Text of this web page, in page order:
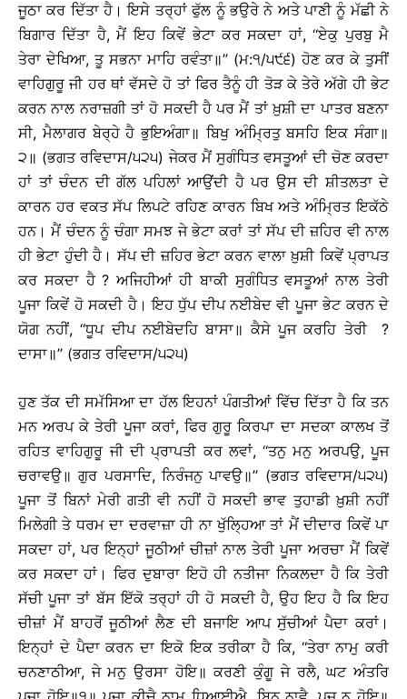
ਜੂਠਾ ਕਰ ਦਿੱਤਾ ਹੈ। ਇਸੇ ਤਰ੍ਹਾਂ ਫੁੱਲ ਨੂੰ ਭਉਰੇ ਨੇ ਅਤੇ ਪਾਣੀ ਨੂੰ ਮੱਛੀ ਨੇ
ਬਿਗਾਰ ਦਿੱਤਾ ਹੈ, ਮੈਂ ਇਹ ਕਿਵੇਂ ਭੇਟਾ ਕਰ ਸਕਦਾ ਹਾਂ, ‘‘ਏਕੁ ਪੁਰਬੁ ਮੈ
ਤੇਰਾ ਦੇਖਿਆ, ਤੂ ਸਭਨਾ ਮਾਹਿ ਰਵੰਤਾ॥’’ (ਮ:੧/੫੯੬) ਹੋਣ ਕਰ ਕੇ ਤੁਸੀਂ
ਵਾਹਿਗੁਰੂ ਜੀ ਹਰ ਥਾਂ ਵੱਸਦੇ ਹੋ ਤਾਂ ਫਿਰ ਤੈਨੂੰ ਹੀ ਤੋੜ ਕੇ ਤੇਰੇ ਅੱਗੇ ਹੀ ਭੇਟ
ਕਰਨ ਨਾਲ ਨਰਾਜ਼ਗੀ ਤਾਂ ਹੋ ਸਕਦੀ ਹੈ ਪਰ ਮੈਂ ਤਾਂ ਖ਼ੁਸ਼ੀ ਦਾ ਪਾਤਰ ਬਣਨਾ
ਸੀ, ਮੈਲਾਗਰ ਬੇਰ੍ਹੇ ਹੈ ਭੁਇਅੰਗਾ॥ ਬਿਖੁ ਅੰਮ੍ਰਿਤੁ ਬਸਹਿ ਇਕ ਸੰਗਾ॥
੨॥ (ਭਗਤ ਰਵਿਦਾਸ/੫੨੫) ਜੇਕਰ ਮੈਂ ਸੁਗੰਧਿਤ ਵਸਤੂਆਂ ਦੀ ਚੋਣ ਕਰਦਾ
ਹਾਂ ਤਾਂ ਚੰਦਨ ਦੀ ਗੱਲ ਪਹਿਲਾਂ ਆਉਂਦੀ ਹੈ ਪਰ ਉਸ ਦੀ ਸ਼ੀਤਲਤਾ ਦੇ
ਕਾਰਨ ਹਰ ਵਕਤ ਸੱਪ ਲਿਪਟੇ ਰਹਿਣ ਕਾਰਨ ਬਿਖ ਅਤੇ ਅੰਮ੍ਰਿਤ ਇਕੱਠੇ
ਹਨ। ਮੈਂ ਚੰਦਨ ਨੂੰ ਚੰਗਾ ਸਮਝ ਜੇ ਭੇਟਾ ਕਰਾਂ ਤਾਂ ਸੱਪ ਦੀ ਜ਼ਹਿਰ ਵੀ ਨਾਲ
ਹੀ ਭੇਟਾ ਹੁੰਦੀ ਹੈ। ਸੱਪ ਦੀ ਜ਼ਹਿਰ ਭੇਟਾ ਕਰਨ ਵਾਲਾ ਖ਼ੁਸ਼ੀ ਕਿਵੇਂ ਪ੍ਰਾਪਤ
ਕਰ ਸਕਦਾ ਹੈ ? ਅਜਿਹੀਆਂ ਹੀ ਬਾਕੀ ਸੁਗੰਧਿਤ ਵਸਤੂਆਂ ਨਾਲ ਤੇਰੀ
ਪੂਜਾ ਕਿਵੇਂ ਹੋ ਸਕਦੀ ਹੈ। ਇਹ ਧੁੱਪ ਦੀਪ ਨਈਬੇਦ ਵੀ ਪੂਜਾ ਭੇਟ ਕਰਨ ਦੇ
ਯੋਗ ਨਹੀਂ, ‘‘ਧੂਪ ਦੀਪ ਨਈਬੇਦਹਿ ਬਾਸਾ॥ ਕੈਸੇ ਪੂਜ ਕਰਹਿ ਤੇਰੀ ?
ਦਾਸਾ॥’’ (ਭਗਤ ਰਵਿਦਾਸ/੫੨੫)
ਹੁਣ ਤੱਕ ਦੀ ਸਮੱਸਿਆ ਦਾ ਹੱਲ ਇਹਨਾਂ ਪੰਗਤੀਆਂ ਵਿੱਚ ਦਿੱਤਾ ਹੈ ਕਿ ਤਨ
ਮਨ ਅਰਪ ਕੇ ਤੇਰੀ ਪੂਜਾ ਕਰਾਂ, ਫਿਰ ਗੁਰੂ ਕਿਰਪਾ ਦਾ ਸਦਕਾ ਕਾਲਖ ਤੋਂ
ਰਹਿਤ ਵਾਹਿਗੁਰੂ ਜੀ ਦੀ ਪ੍ਰਾਪਤੀ ਕਰ ਲਵਾਂ, ‘‘ਤਨੁ ਮਨੁ ਅਰਪਉ, ਪੂਜ
ਚਰਾਵਉ॥ ਗੁਰ ਪਰਸਾਦਿ, ਨਿਰੰਜਨੁ ਪਾਵਉ॥’’ (ਭਗਤ ਰਵਿਦਾਸ/੫੨੫)
ਪੂਜਾ ਤੋਂ ਬਿਨਾਂ ਮੇਰੀ ਗਤੀ ਵੀ ਨਹੀਂ ਹੋ ਸਕਦੀ ਭਾਵ ਤੁਹਾਡੀ ਖ਼ੁਸ਼ੀ ਨਹੀਂ
ਮਿਲੇਗੀ ਤੇ ਧਰਮ ਦਾ ਦਰਵਾਜ਼ਾ ਹੀ ਨਾ ਖੁੱਲ੍ਹਿਆ ਤਾਂ ਮੈਂ ਦੀਦਾਰ ਕਿਵੇਂ ਪਾ
ਸਕਦਾ ਹਾਂ, ਪਰ ਇਨ੍ਹਾਂ ਜੂਠੀਆਂ ਚੀਜ਼ਾਂ ਨਾਲ ਤੇਰੀ ਪੂਜਾ ਅਰਚਾ ਮੈਂ ਕਿਵੇਂ
ਕਰ ਸਕਦਾ ਹਾਂ। ਫਿਰ ਦੁਬਾਰਾ ਇਹੋ ਹੀ ਨਤੀਜਾ ਨਿਕਲਦਾ ਹੈ ਕਿ ਤੇਰੀ
ਸੱਚੀ ਪੂਜਾ ਤਾਂ ਬੱਸ ਇੱਕੋ ਤਰ੍ਹਾਂ ਹੀ ਹੋ ਸਕਦੀ ਹੈ, ਉਹ ਇਹ ਹੈ ਕਿ ਇਹ
ਚੀਜ਼ਾਂ ਮੈਂ ਬਾਹਰੋਂ ਜੂਠੀਆਂ ਲੈਣ ਦੀ ਬਜਾਇ ਆਪ ਸੁੱਚੀਆਂ ਪੈਦਾ ਕਰਾਂ।
ਇਨ੍ਹਾਂ ਦੇ ਪੈਦਾ ਕਰਨ ਦਾ ਇਕੋ ਇਕ ਤਰੀਕਾ ਹੈ ਕਿ, ‘‘ਤੇਰਾ ਨਾਮੁ ਕਰੀ
ਚਨਣਾਠੀਆ, ਜੇ ਮਨੁ ਉਰਸਾ ਹੋਇ॥ ਕਰਣੀ ਕੁੰਗੂ ਜੇ ਰਲੈ, ਘਟ ਅੰਤਰਿ